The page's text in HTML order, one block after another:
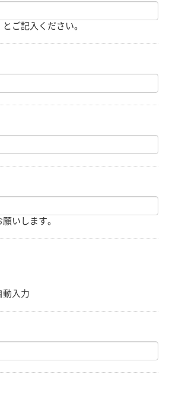
いします。
入力